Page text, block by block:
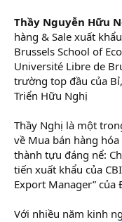
Thầy Nguyễn Hữu
hàng & Sale xuất
Brussels School of
Université Libre de
trường top đầu của
Triển Hữu Nghị
Thầy Nghị là một
về Mua bán hàng
thành tựu đáng nể:
tiến xuất khẩu của
Export Manager”
Với nhiều năm kinh